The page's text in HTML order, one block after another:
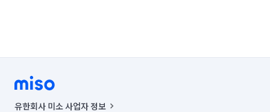
유한회사 미소 사업자 정보